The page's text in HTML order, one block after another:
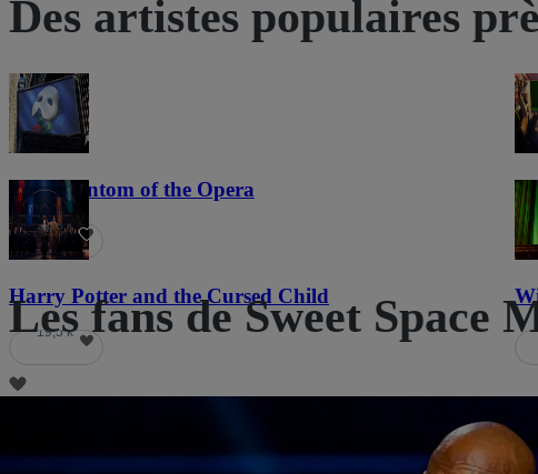
Des artistes populaires
The Phantom of the Opera
21,8 k
Harry Potter and the Cursed Child
19,5 k
Les fans de Sweet Space